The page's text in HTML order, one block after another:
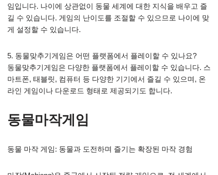
임입니다. 나이에 상관없이 동물 세계에 대한 지식을 배우고 즐
길 수 있습니다. 게임의 난이도를 조절할 수 있으므로 나이에 맞
게 설정할 수 있습니다.
5. 동물맞추기게임은 어떤 플랫폼에서 플레이할 수 있나요?
동물맞추기게임은 다양한 플랫폼에서 플레이할 수 있습니다. 스
마트폰, 태블릿, 컴퓨터 등 다양한 기기에서 즐길 수 있으며, 온
라인 게임이나 다운로드 형태로 제공되기도 합니다.
동물마작게임
동물 마작 게임: 동물과 도전하며 즐기는 확장된 마작 경험